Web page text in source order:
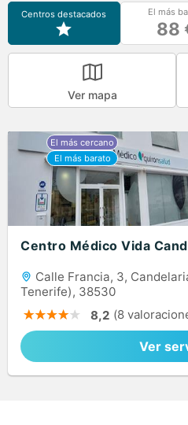
Centros destacados El más
88
Ver mapa
Centro Médico Vida
Calle Francia, 3,
Tenerife), 38530
8,2 (8
Ver